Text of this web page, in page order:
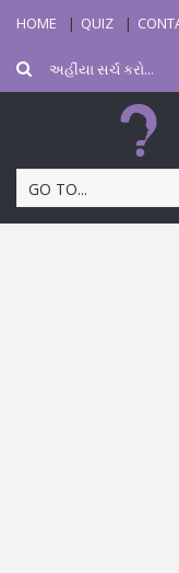
HOME QUIZ
GO TO...